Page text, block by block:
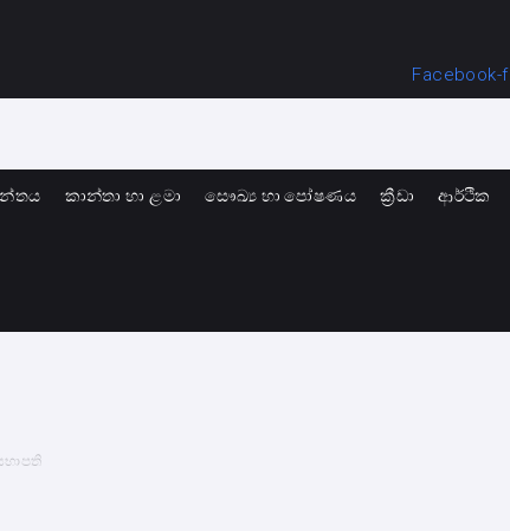
Facebook-f
කාන්තා හා ළමා සෞඛ්‍ය හා පෝෂණය ක්‍රීඩා
ආර්ථික